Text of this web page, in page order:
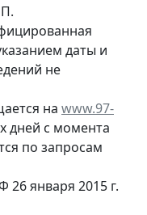
даты и
не
на www.97-
дней с момента
по запросам
января 2015 г.